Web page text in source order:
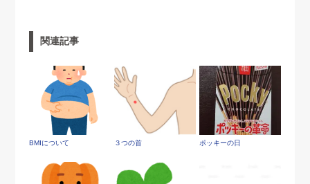
関連記事
BMIについて ３つの首 ポッキーの日